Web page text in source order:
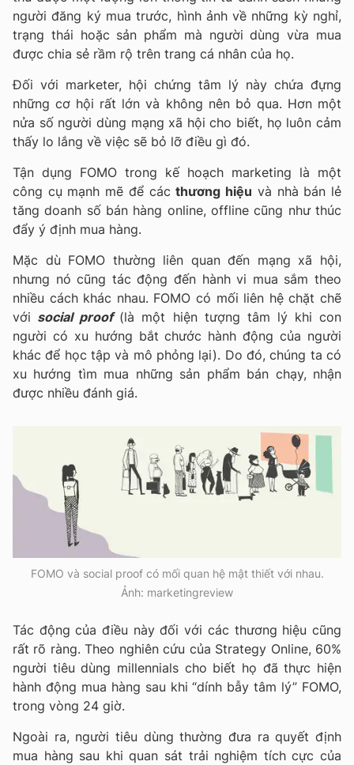
người đăng ký mua trước, hình ảnh về những kỳ nghỉ,
trạng thái hoặc sản phẩm mà người dùng vừa mua
được chia sẻ rầm rộ trên trang cá nhân của họ.
Đối với marketer, hội chứng tâm lý này chứa đựng
những cơ hội rất lớn và không nên bỏ qua. Hơn một
nửa số người dùng mạng xã hội cho biết, họ luôn cảm
thấy lo lắng về việc sẽ bỏ lỡ điều gì đó.
Tận dụng FOMO trong kế hoạch marketing là một
công cụ mạnh mẽ để cácthương hiệu và nhà bán lẻ
tăng doanh số bán hàng online, offline cũng như thúc
đẩy ý định mua hàng.
Mặc dù FOMO thường liên quan đến mạng xã hội,
nhưng nó cũng tác động đến hành vi mua sắm theo
nhiều cách khác nhau. FOMO có mối liên hệ chặt chẽ
với social proof (là một hiện tượng tâm lý khi con
người có xu hướng bắt chước hành động của người
khác để học tập và mô phỏng lại). Do đó, chúng ta có
xu hướng tìm mua những sản phẩm bán chạy, nhận
được nhiều đánh giá.
FOMO và social proof có mối quan hệ mật thiết với nhau.
Ảnh: marketingreview
Tác động của điều này đối với các thương hiệu cũng
rất rõ ràng. Theo nghiên cứu của Strategy Online, 60%
người tiêu dùng millennials cho biết họ đã thực hiện
hành động mua hàng sau khi “dính bẫy tâm lý” FOMO,
trong vòng 24 giờ.
Ngoài ra, người tiêu dùng thường đưa ra quyết định
mua hàng sau khi quan sát trải nghiệm tích cực của